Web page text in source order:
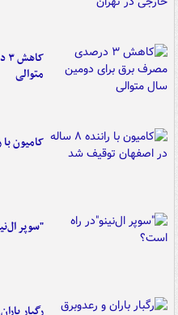
متوالی
کامیون با راننده ۸ ساله
"سوپر
رگبار